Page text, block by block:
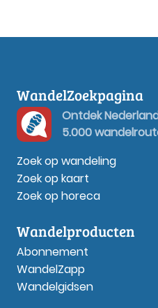
WandelZoekpagina
Ontdek
5.000
Zoek op wandeling
Zoek op kaart
Zoek op horeca
Wandelproducten
Abonnement
WandelZapp
Wandelgidsen